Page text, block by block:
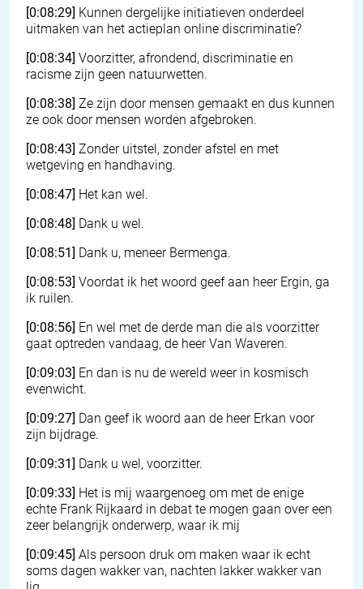
[0:08:29] Kunnen dergelijke initiatieven onderdeel
uitmaken van het actieplan online discriminatie?
[0:08:34] Voorzitter, afrondend, discriminatie en
racisme zijn geen natuurwetten.
[0:08:38] Ze zijn door mensen gemaakt en dus kunnen
ze ook door mensen worden afgebroken.
[0:08:43] Zonder uitstel, zonder afstel en met
wetgeving en handhaving.
[0:08:47] Het kan wel.
[0:08:48] Dank u wel.
[0:08:51] Dank u, meneer Bermenga.
[0:08:53] Voordat ik het woord geef aan heer Ergin, ga
ik ruilen.
[0:08:56] En wel met de derde man die als voorzitter
gaat optreden vandaag, de heer Van Waveren.
[0:09:03] En dan is nu de wereld weer in kosmisch
evenwicht.
[0:09:27] Dan geef ik woord aan de heer Erkan voor
zijn bijdrage.
[0:09:31] Dank u wel, voorzitter.
[0:09:33] Het is mij waargenoeg om met de enige
echte Frank Rijkaard in debat te mogen gaan over een
zeer belangrijk onderwerp, waar ik mij
[0:09:45] Als persoon druk om maken waar ik echt
soms dagen wakker van, nachten lakker wakker van